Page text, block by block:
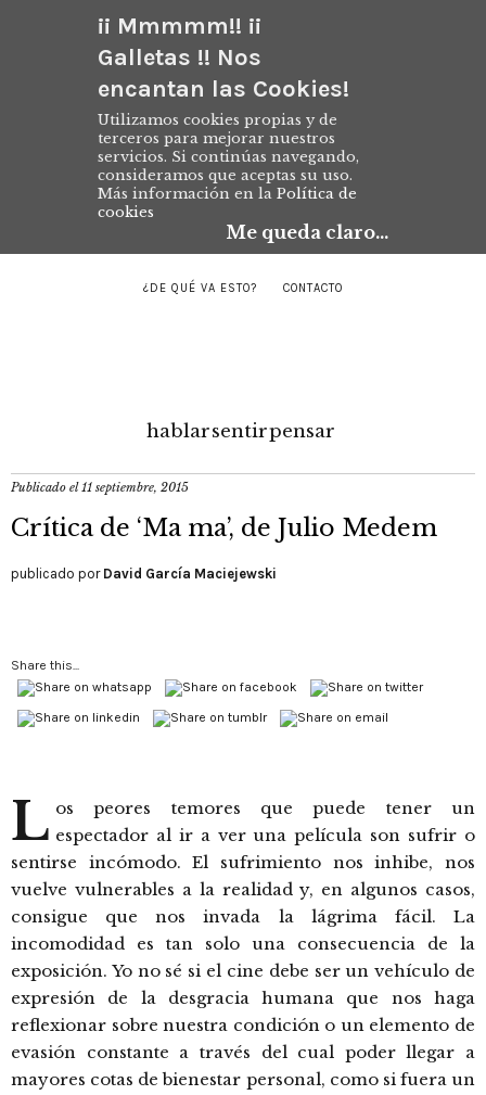
¡¡ Mmmmm!! ¡¡
Galletas !! Nos
encantan las Cookies!
Utilizamos cookies propias y de
terceros para mejorar nuestros
servicios. Si continúas navegando,
consideramos que aceptas su uso.
Más información en la Política de
cookies
Me queda claro...
¿DE QUÉ VA ESTO? CONTACTO
hablarsentirpensar
Publicado el11 septiembre, 2015
Crítica de ‘Ma ma’, de Julio Medem
publicado por David García Maciejewski
Share this...
L os peores temores que puede tener un
espectador al ir a ver una película son sufrir o
sentirse incómodo. El sufrimiento nos inhibe, nos
vuelve vulnerables a la realidad y, en algunos casos,
consigue que nos invada la lágrima fácil. La
incomodidad es tan solo una consecuencia de la
exposición. Yo no sé si el cine debe ser un vehículo de
expresión de la desgracia humana que nos haga
reflexionar sobre nuestra condición o un elemento de
evasión constante a través del cual poder llegar a
mayores cotas de bienestar personal, como si fuera un